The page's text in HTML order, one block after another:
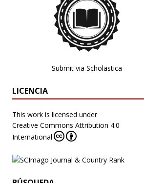
Submit via Scholastica
LICENCIA
This work is licensed under
Creative Commons Attribution 4.0
International